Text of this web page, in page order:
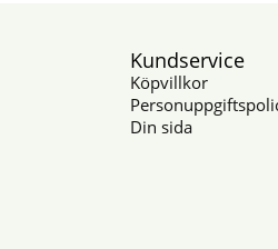
Kundservice
Köpvillkor
Din sida